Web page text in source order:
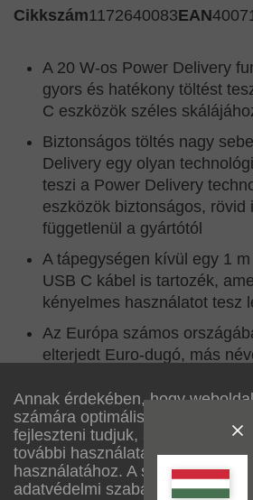
Annak érdekében, hogy
számára optimálisan alakítsuk
fejleszteni tudjuk, sütiket
további használatával Ön
használatához. A sütikről
adatvédelmi szabályzatunkban
Cikkszám1172640083EAN
A 20 W-os Power Delivery
gyors és hatékony töltést
C eszközök széles
Biztonságos töltés nagy
Delivery egy olyan
teszi a Power Delivery
eszközök biztonságos, rövid
függetlenül a gyártótól
A tápegységen kívül egy 1
USB C kábel is tartozék,
kényelmes használatot tesz
Az Európa számos
elterjedt Euro-dugó, más
Az USB C csatlakozó
le, amely különösen
- tökéletes utazáshoz